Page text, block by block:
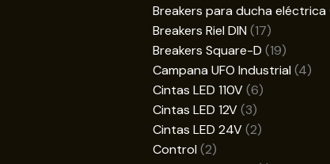
Breakers para ducha eléctrica
Breakers Riel DIN 1717
productos
Breakers Square-D 1919
Campana UFO Industrial 44
Cintas LED 110V 66
Cintas LED 12V 33
productos
Cintas LED 24V 22
Control 22